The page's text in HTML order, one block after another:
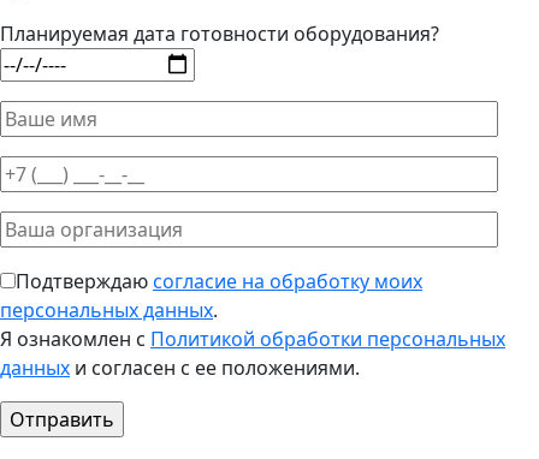
Планируемая дата готовности оборудования?
Подтверждаюсогласие на обработку моих
персональных данных.
Я ознакомлен с Политикой обработки персональных
данных и согласен с ее положениями.